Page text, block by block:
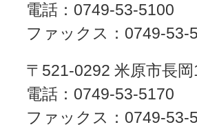
電話：0749-53-5100
ファックス：0749-53-
〒521-0292 米原市長
電話：0749-53-5170
ファックス：0749-53-